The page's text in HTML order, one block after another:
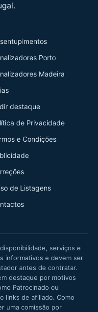
Porto
Madeira
destaque
de Privacidade
e Condições
de Listagens
serviços e
informativos e devem ser
antes de contratar.
destaque por motivos
Patrocinado ou
links de afiliado. Como
uma comissão por